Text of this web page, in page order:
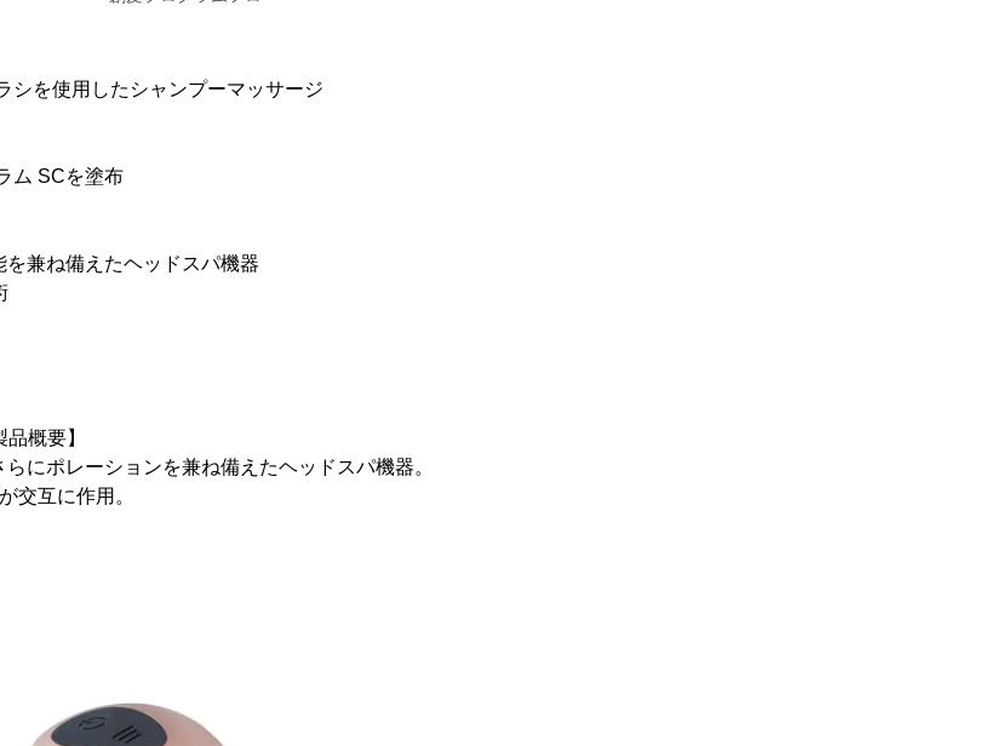
シを使用したシャンプーマッサージ
ム SCを塗布
兼ね備えたヘッドスパ機器
概要】
にポレーションを兼ね備えたヘッドスパ機器。
交互に作用。